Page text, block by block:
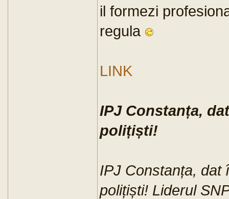
il formezi
regula
LINK
IPJ Constanța,
polițiști!
IPJ Constanța, dat
polițiști! Liderul